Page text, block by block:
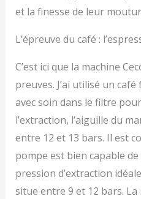
et la finesse de leur
L’épreuve du café :
C’est ici que la machine
preuves. J’ai utilisé un
avec soin dans le filtre
l’extraction, l’aiguille du
entre 12 et 13 bars. Il est
pompe est bien capable
pression d’extraction
situe entre 9 et 12 bars.